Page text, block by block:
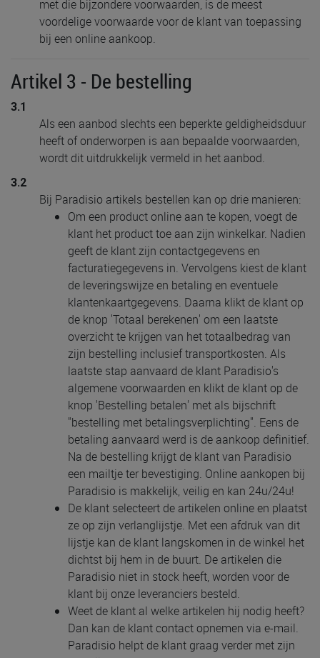
met die bijzondere voorwaarden, is de meest
voordelige voorwaarde voor de klant van toepassing
bij een online aankoop.
Artikel 3 - De bestelling
3.1
Als een aanbod slechts een beperkte geldigheidsduur
heeft of onderworpen is aan bepaalde voorwaarden,
wordt dit uitdrukkelijk vermeld in het aanbod.
3.2
Bij Paradisio artikels bestellen kan op drie manieren:
Om een product online aan te kopen, voegt de
klant het product toe aan zijn winkelkar. Nadien
geeft de klant zijn contactgegevens en
facturatiegegevens in. Vervolgens kiest de klant
de leveringswijze en betaling en eventuele
klantenkaartgegevens. Daarna klikt de klant op
de knop 'Totaal berekenen' om een laatste
overzicht te krijgen van het totaalbedrag van
zijn bestelling inclusief transportkosten. Als
laatste stap aanvaard de klant Paradisio's
algemene voorwaarden en klikt de klant op de
knop 'Bestelling betalen' met als bijschrift
"bestelling met betalingsverplichting". Eens de
betaling aanvaard werd is de aankoop definitief.
Na de bestelling krijgt de klant van Paradisio
een mailtje ter bevestiging. Online aankopen bij
Paradisio is makkelijk, veilig en kan 24u/24u!
De klant selecteert de artikelen online en plaatst
ze op zijn verlanglijstje. Met een afdruk van dit
lijstje kan de klant langskomen in de winkel het
dichtst bij hem in de buurt. De artikelen die
Paradisio niet in stock heeft, worden voor de
klant bij onze leveranciers besteld.
Weet de klant al welke artikelen hij nodig heeft?
Dan kan de klant contact opnemen via e-mail.
Paradisio helpt de klant graag verder met zijn